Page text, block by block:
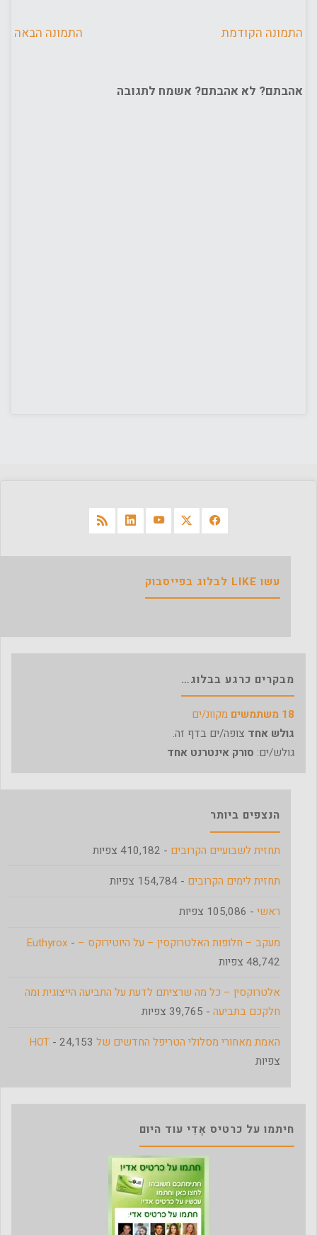
התמונה הקודמת התמונה הבאה
אהבתם? לא אהבתם? אשמח לתגובה
עשו LIKE לבלוג בפייסבוק
מבקרים כרגע בבלוג…
18 משתמשים
מקוונ/ים
גולש אחד צופה/ים בדף זה.
גולש/ים: סורק אינטרנט אחד
הנצפים ביותר
תחזית לשבועיים הקרובים - 410,182 צפיות
תחזית לימים הקרובים - 154,784 צפיות
ראשי - 105,086 צפיות
מעקב – חלופות האלטרוקסין – על היוטירוקס – Euthyrox -
48,742 צפיות
אלטרוקסין – כל מה שרציתם לדעת על התביעה הייצוגית ומה
חלקכם בתביעה - 39,765 צפיות
האמת מאחורי מסלולי הטריפל החדשים של HOT - 24,153
צפיות
חיתמו על כרטיס אָדִי עוד היום